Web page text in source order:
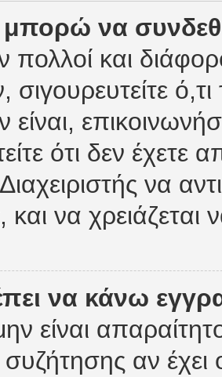
μπορώ να
και
ότι δεν έχετε
να
και να χρειάζεται
να κάνω
είναι
αν έχει